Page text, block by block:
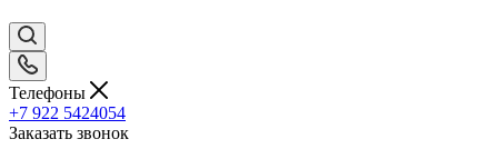
Телефоны
+7 922 5424054
Заказать звонок